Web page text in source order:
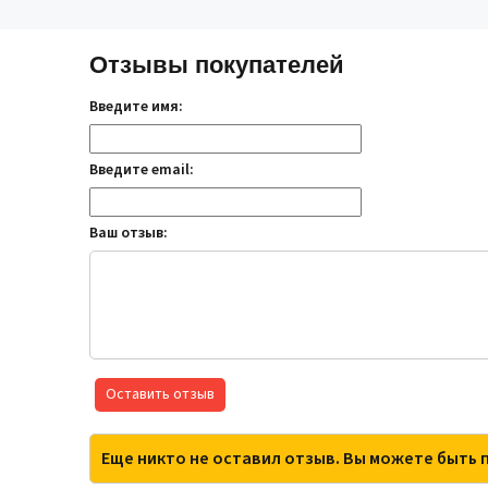
Отзывы покупателей
Введите имя:
Введите email:
Ваш отзыв:
Оставить отзыв
Еще никто не оставил отзыв. Вы можете быть